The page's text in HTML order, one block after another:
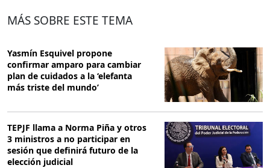
MÁS SOBRE ESTE TEMA
Yasmín Esquivel propone
confirmar amparo para cambiar
plan de cuidados a la ‘elefanta
más triste del mundo’
TEPJF llama a Norma Piña y otros
3 ministros a no participar en
sesión que definirá futuro de la
elección judicial